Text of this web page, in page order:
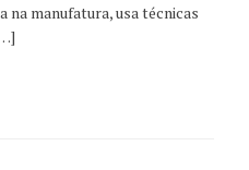
manufatura, usa técnicas